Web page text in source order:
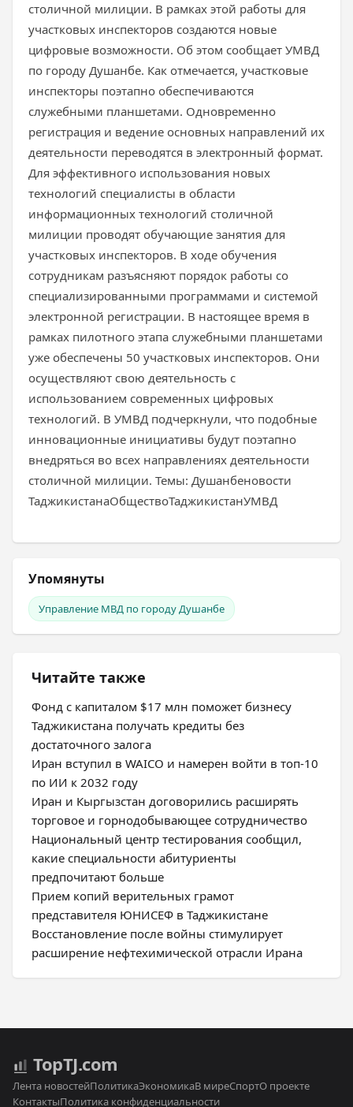
столичной милиции. В рамках этой работы для
участковых инспекторов создаются новые
цифровые возможности. Об этом сообщает УМВД
по городу Душанбе. Как отмечается, участковые
инспекторы поэтапно обеспечиваются
служебными планшетами. Одновременно
регистрация и ведение основных направлений их
деятельности переводятся в электронный формат.
Для эффективного использования новых
технологий специалисты в области
информационных технологий столичной
милиции проводят обучающие занятия для
участковых инспекторов. В ходе обучения
сотрудникам разъясняют порядок работы со
специализированными программами и системой
электронной регистрации. В настоящее время в
рамках пилотного этапа служебными планшетами
уже обеспечены 50 участковых инспекторов. Они
осуществляют свою деятельность с
использованием современных цифровых
технологий. В УМВД подчеркнули, что подобные
инновационные инициативы будут поэтапно
внедряться во всех направлениях деятельности
столичной милиции. Темы: Душанбеновости
ТаджикистанаОбществоТаджикистанУМВД
Упомянуты
Управление МВД по городу Душанбе
Читайте также
Фонд с капиталом $17 млн поможет бизнесу
Таджикистана получать кредиты без
достаточного залога
Иран вступил в WAICO и намерен войти в топ-10
по ИИ к 2032 году
Иран и Кыргызстан договорились расширять
торговое и горнодобывающее сотрудничество
Национальный центр тестирования сообщил,
какие специальности абитуриенты
предпочитают больше
Прием копий верительных грамот
представителя ЮНИСЕФ в Таджикистане
Восстановление после войны стимулирует
расширение нефтехимической отрасли Ирана
TopTJ.com
Лента новостейПолитикаЭкономикаВ миреСпортО проекте
КонтактыПолитика конфиденциальности